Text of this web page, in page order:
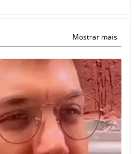
Mostrar mais